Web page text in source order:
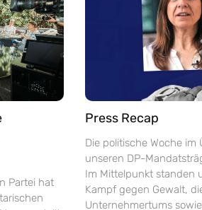
Partei hat
Press Recap
Die politische Woche im
unseren DP-
Im Mittelpunkt standen
Kampf gegen Gewalt,
Unternehmertums